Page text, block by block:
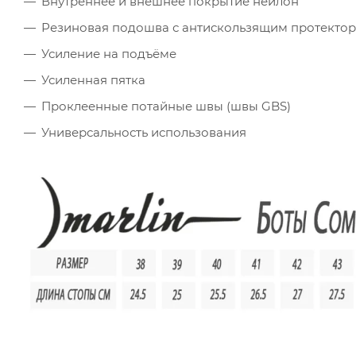
Резиновая подошва с антискользящим
Усиление на подъёме
Усиленная пятка
Проклеенные потайные швы (швы GBS)
Универсальность использования